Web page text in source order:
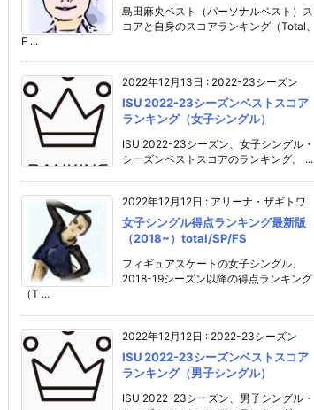
島田麻央ベスト（パーソナルベスト）ス
コアと自身のスコアランキング（Total、
F ...
2022年12月13日 : 2022-23シーズン
ISU 2022-23シーズンベストスコア
ランキング（女子シングル）
ISU 2022-23シーズン、女子シングル・
シーズンベストスコアのランキング。 ...
2022年12月12日 : アリーナ・ザギトワ
女子シングル得点ランキング最新版
（2018~）total/SP/FS
フィギュアスケートの女子シングル、
2018-19シーズン以降の得点ランキング
（T ...
2022年12月12日 : 2022-23シーズン
ISU 2022-23シーズンベストスコア
ランキング（男子シングル）
ISU 2022-23シーズン、男子シングル・